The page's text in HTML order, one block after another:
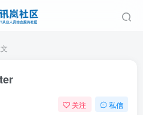
关注 私信